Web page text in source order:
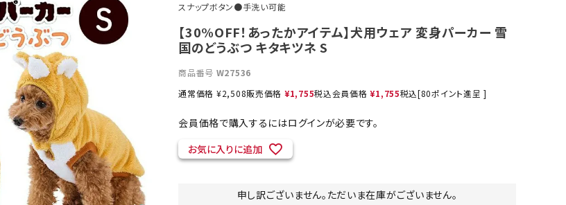
替え・交換パーツ
投げて遊ぶ
まとめ買いでオトク！！
スナップボタン●手洗い可能
【30%OFF！あったかアイテム】犬用ウェア 変身パーカー 雪
国のどうぶつ キタキツネ S
商品番号 W27536
通常価格 ¥2,508販売価格 ¥1,755税込会員価格 ¥1,755税込[80ポイント進呈 ]
会員価格で購入するにはログインが必要です。
お気に入りに追加
申し訳ございません。ただいま在庫がございません。